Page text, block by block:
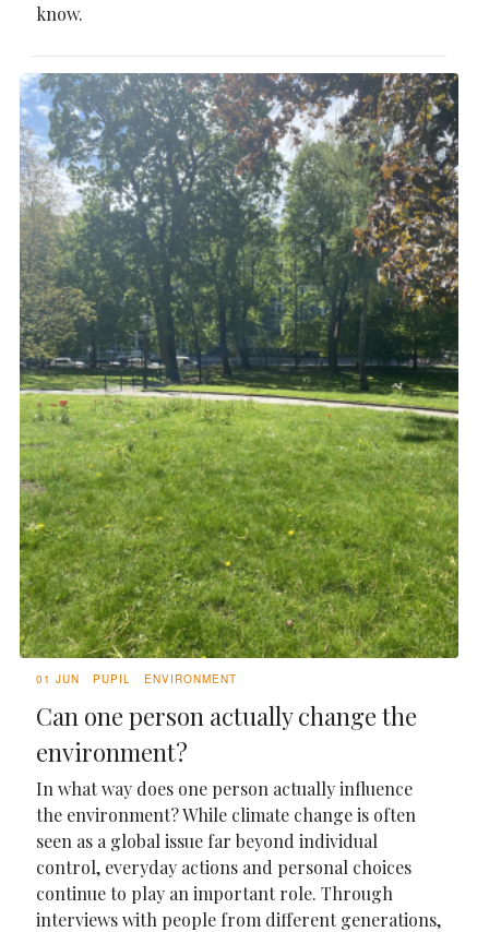
know.
01 JUN PUPIL ENVIRONMENT
Can one person actually change the
environment?
In what way does one person actually influence
the environment? While climate change is often
seen as a global issue far beyond individual
control, everyday actions and personal choices
continue to play an important role. Through
interviews with people from different generations,